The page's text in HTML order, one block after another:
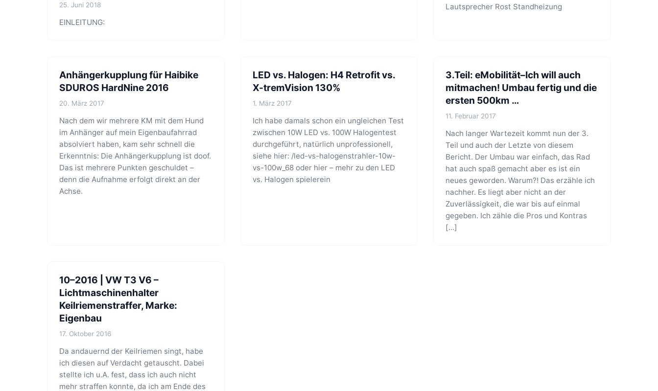
25. Juni 2018
EINLEITUNG:
Lautsprecher Rost Standheizung
Anhängerkupplung für Haibike
SDUROS HardNine 2016
20. März 2017
Nach dem wir mehrere KM mit dem Hund
im Anhänger auf mein Eigenbaufahrrad
absolviert haben, kam sehr schnell die
Erkenntnis: Die Anhängerkupplung ist doof.
Das ist mehrere Punkten geschuldet –
denn die Aufnahme erfolgt direkt an der
Achse.
LED vs. Halogen: H4 Retrofit vs.
X-tremVision 130%
1. März 2017
Ich habe damals schon ein ungleichen Test
zwischen 10W LED vs. 100W Halogentest
durchgeführt, natürlich unprofessionell,
siehe hier: /led-vs-halogenstrahler-10w-
vs-100w_68 oder hier – mehr zu den LED
vs. Halogen spielerein
3.Teil: eMobilität–Ich will auch
mitmachen! Umbau fertig und die
ersten 500km …
11. Februar 2017
Nach langer Wartezeit kommt nun der 3.
Teil und auch der Letzte von diesem
Bericht. Der Umbau war einfach, das Rad
hat auch spaß gemacht aber es ist ein
neues geworden. Warum?! Das erzähle ich
nachher. Es liegt aber nicht an der
Zuverlässigkeit, die war bis auf einmal
gegeben. Ich zähle die Pros und Kontras
[…]
10–2016 | VW T3 V6 –
Lichtmaschinenhalter
Keilriemenstraffer, Marke:
Eigenbau
17. Oktober 2016
Da andauernd der Keilriemen singt, habe
ich diesen auf Verdacht getauscht. Dabei
stellte ich u.A. fest, dass ich auch nicht
mehr straffen konnte, da ich am Ende des